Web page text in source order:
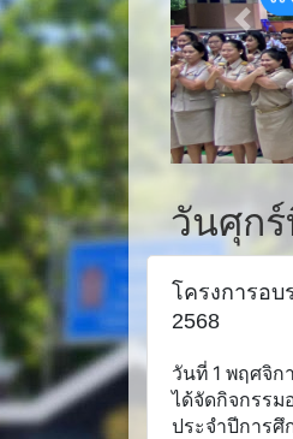
วันศุก
โครงการอ
2568
วันที่ 1 พฤศจิ
ได้จัดกิจกรรม
ประจำปีการศึ